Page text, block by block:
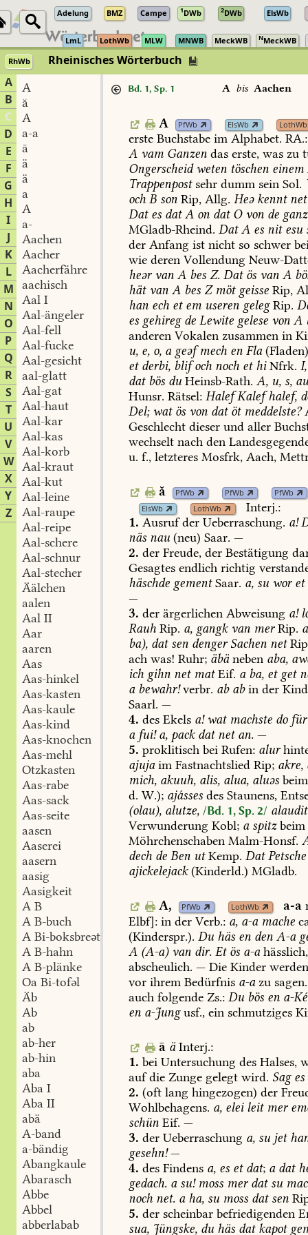
Adelung BMZ Campe 1DWb 2DWb ElsWb
LmL LothWb MLW MNWB MeckWB NMeckWB
RhWb
Rheinisches Wörterbuch
A
B
C
D
E
F
G
H
I
J
K
L
M
N
O
P
Q
R
S
T
U
V
W
X
Y
Z
A
ă
A
a-a
ā
ä
ä
a
A
a-
Aachen
Aacher
Aacherfähre
aachisch
Aal I
Aal-ängeler
Aal-fell
Aal-fucke
Aal-gesicht
aal-glatt
Aal-gat
Aal-haut
Aal-kar
Aal-kas
Aal-korb
Aal-kraut
Aal-kut
Aal-leine
Aal-raupe
Aal-reipe
Aal-schere
Aal-schnur
Aal-stecher
Äälchen
aalen
Aal II
Aar
aaren
Aas
Aas-hinkel
Aas-kasten
Aas-kaule
Aas-kind
Aas-knochen
Aas-mehl
Otzkasten
Aas-rabe
Aas-sack
Aas-seite
aasen
Aaserei
aasern
aasig
Aasigkeit
A B
A B-buch
A Bi-boksbreət
A B-hahn
A B-plänke
Oa Bi-tofəl
Äb
Ab
ab
ab-her
ab-hin
aba
Aba I
Aba II
abä
A-band
a-bändig
Abangkaule
Abarasch
Abbe
Abbel
abberlabab
Bd. 1, Sp. 1 A bis Aachen
A PfWb ElsWb LothWb
erste Buchstabe im Alphabet. RA.:
A vam Ganzen das erste, was zu
Ongerscheidweten töschen einem
Trappenpostsehr dumm sein Sol.
och B son Rip, Allg. Heəkenntnet
Dates datA on datOvon de
MGladb-Rheind. DatA es nitesu
der Anfang ist nicht so schwer
wie deren Vollendung Neuw-
heərvan A bes Z. Datös van A
hätvan A bes Zmötgeisse Rip,
han ech etem useren gelegRip.
es gehiregde Lewite gelese von A
anderen Vokalen zusammen in
u, e, o, ageəfmech en Fla
etderbi, blifoch noch ethiNfrk. I,
datbös du Heinsb-Rath. A, u, s,
Hunsr. Rätsel: HalefKalefhalef,
Del;watös von datötmeddelste?
Geschlecht dieser und aller
wechselt nach den
u. f., letzteres Mosfrk, Aach,
ă PfWb PfWb
PfWb
ElsWb
LothWb
Interj.:
1. Ausrufder Ueberraschung. a!
näs nau (neu) Saar. —
2. der Freude, der Bestätigung
Gesagtes endlich richtig
häschde gementSaar. a, su woret
—
3. der ärgerlichen Abweisung a!
Rauh Rip. a, gangkvan merRip. a
ba), datsen dengerSachen net
ach was! Ruhr; äbäneben aba,
ich gihn netmatEif. aba, etget
abewahr!verbr. ababin der
Saarl. —
4. des Ekels a!watmachste dofür
afui!a, packdatnetan. —
5. proklitisch bei Rufen: alur
ajujaim Fastnachtslied Rip; akre,
mich, akuuh, alis, alua, aluəs beim
d. W.); ajásses des Staunens,
(olau), alutze, /Bd. 1, Sp. 2/
Verwunderung Kobl; aspitzbeim
Möhrchenschaben Malm-Honsf.
dech de Ben ut Kemp. DatPetsche
ajickelejack(Kinderld.) MGladb.
A, PfWb LothWb a-a
Elbf]: in der Verb.: a, a-amache
(Kinderspr.). Du häs en den A-a
A (A-a)van dir. Etös a-ahässlich,
abscheulich. — Die Kinder
vor ihrem Bedürfnis a-azu sagen.
auch folgende Zs.: Du bös en a-
en a-Jungusf., ein schmutziges
ā äInterj.:
1. bei Untersuchung des Halses,
aufdie Zunge gelegt wird. Sages
2. (oft lang hingezogen) der
Wohlbehagens. a, eleileitmer
schün Eif. —
3. der Ueberraschung a, su jet
gesehn!—
4. des Findens a, es etdat; adat
gedach. asu!moss merdatsu
noch net. aha, su moss datsen
5. der scheinbar befriedigenden
sua, Jüngske, du häs datkapot